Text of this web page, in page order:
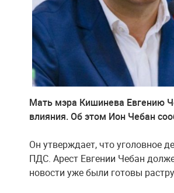
Мать мэра Кишинева Евгению
влияния. Об этом Ион Чебан
Он утверждает, что уголовное
ПДС. Арест Евгении Чебан
новости уже были готовы